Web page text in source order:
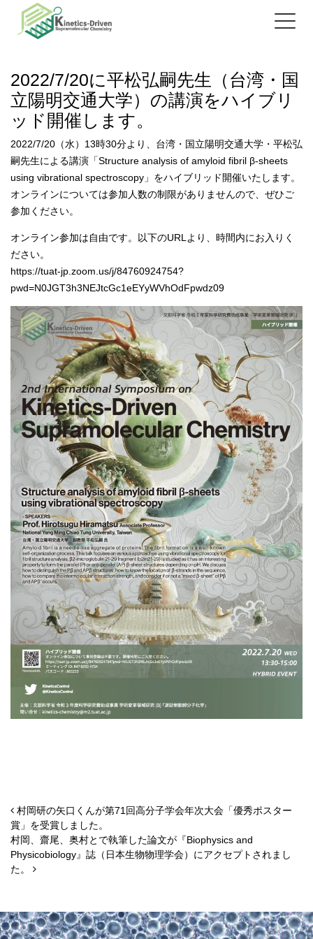
2022/7/20に平松弘嗣先生（台湾・国
立陽明交通大学）の講演をハイブリ
ッド開催します。
2022/7/20（水）13時30分より、台湾・国立陽明交通大学・平松弘
嗣先生による講演「Structure analysis of amyloid fibril β-sheets
using vibrational spectroscopy」をハイブリッド開催いたします。
オンラインについては参加人数の制限がありませんので、ぜひご
参加ください。
オンライン参加は自由です。以下のURLより、時間内にお入りく
ださい。
https://tuat-jp.zoom.us/j/84760924754?
pwd=N0JGT3h3NEJtcGc1eEYyWVhOdFpwdz09
投稿ナビゲーション
村岡研の矢口くんが第71回高分子学会年次大会「優秀ポスター
賞」を受賞しました。
村岡、齋尾、奥村とで執筆した論文が『Biophysics and
Physicobiology』誌（日本生物物理学会）にアクセプトされまし
た。